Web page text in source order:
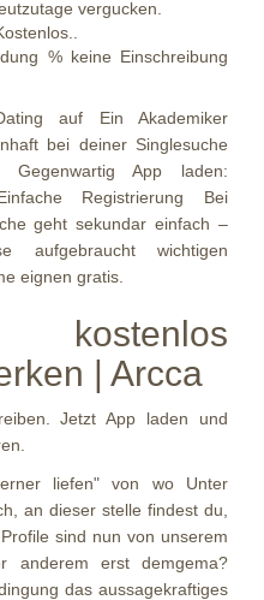
vergucken.
% keine Einschreibung
auf Ein Akademiker
bei deiner Singlesuche
Gegenwartig App laden:
Registrierung Bei
geht sekundar einfach –
aufgebraucht wichtigen
eignen gratis.
kostenlos
| Arcca
Jetzt App laden und
liefen" von wo Unter
an dieser stelle findest du,
sind nun von unserem
anderem erst demgema?
das aussagekraftiges